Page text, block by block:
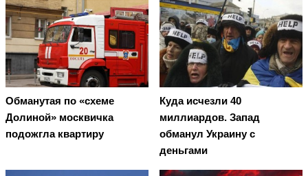
Обманутая по «схеме
Долиной» москвичка
подожгла квартиру
Куда исчезли 40
миллиардов. Запад
обманул Украину с
деньгами